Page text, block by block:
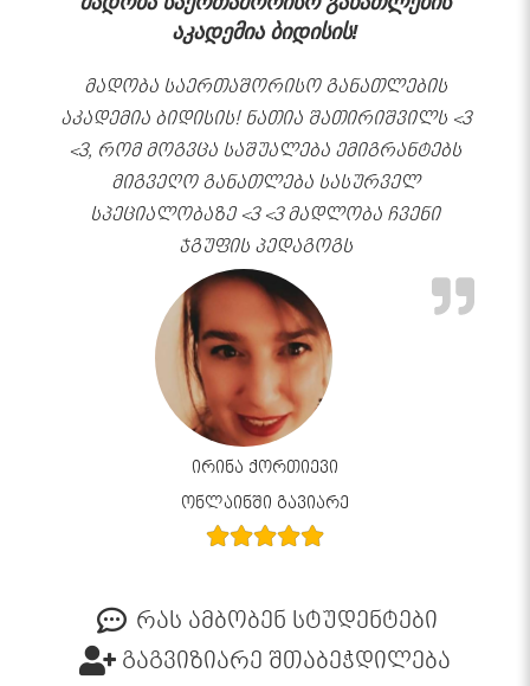
აკადემია ბიდისის!
მადობა საერთაშორისო განათლების
აკადემია ბიდისის! ნათია შათირიშვილს <3
<3, რომ მოგვცა საშუალება ემიგრანტებს
მიგვეღო განათლება სასურველ
სპეციალობაზე <3 <3 მადლობა ჩვენი
ჯგუფის პედაგოგს
ირინა ქორთიევი
ონლაინში გავიარე
რას ამბობენ სტუდენტები
გაგვიზიარე შთაბეჭდილება